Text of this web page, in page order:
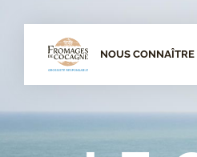
NOUS CONNAÎTRE